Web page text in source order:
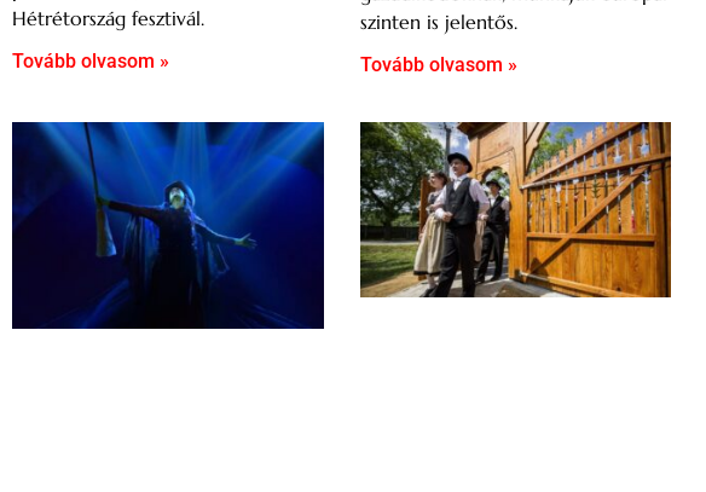
Hétrétország fesztivál.
Tovább olvasom »
szinten is jelentős.
Tovább olvasom »